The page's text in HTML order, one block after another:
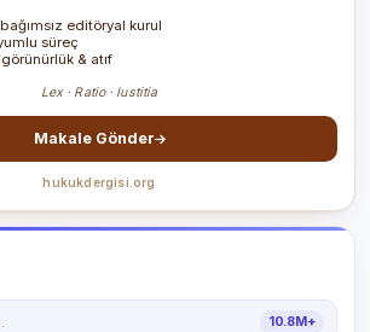
editöryal kurul
süreç
& atıf
Lex · Ratio · Iustitia
Makale Gönder
hukukdergisi.org
10.8M+